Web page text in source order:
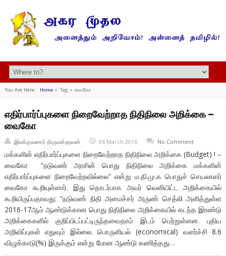
You Are Here : Home» Tag » வைகோ
எதிர்பார்ப்புகளை நிறைவேற்றாத நிதிநிலை அறிக்கை –
வைகோ
இலக்குவனார் திருவள்ளுவன் 06 March 2016 No Comment
மக்களின் எதிர்பார்ப்புகளை நிறைவேற்றாத நிதிநிலை அறிக்கை (Budget) ! –
வைகோ “நடுவண் அரசின் பொது நிதிநிலை அறிக்கை மக்களின்
எதிர்பார்ப்புகளை நிறைவேற்றவில்லை” என்று ம.தி.மு.க பொதுச் செயலாளர்
வைகோ கூறியுள்ளார். இது தொடர்பாக அவர் வெளியிட்ட அறிக்கையில்
கூறியிருப்பதாவது: “நடுவண் நிதி அமைச்சர் அருண் செத்லி அளித்துள்ள
2016-17ஆம் ஆண்டுக்கான பொது நிதிநிலை அறிக்கையில் கடந்த இரண்டு
அறிக்கைகளில் குறிப்பிடப்பட்டிருந்தவைதாம் இடம் பெற்றுள்ளன. புதிய
அறிவிப்புகள் எதுவும் இல்லை. பொருளியல் (economical) வளர்ச்சி 8.6
விழுக்காடு(%) இருக்கும் என்று போன ஆண்டு கணித்தது…